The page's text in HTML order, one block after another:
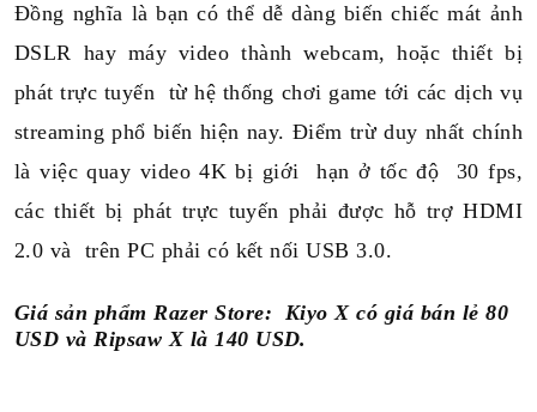
Đồng nghĩa là bạn có thể dễ dàng biến chiếc mát ảnh
DSLR hay máy video thành webcam, hoặc thiết bị
phát trực tuyến từ hệ thống chơi game tới các dịch vụ
streaming phổ biến hiện nay. Điểm trừ duy nhất chính
là việc quay video 4K bị giới hạn ở tốc độ 30 fps,
các thiết bị phát trực tuyến phải được hỗ trợ HDMI
2.0 và trên PC phải có kết nối USB 3.0.
Giá sản phẩm Razer Store: Kiyo X có giá bán lẻ 80
USD và Ripsaw X là 140 USD.